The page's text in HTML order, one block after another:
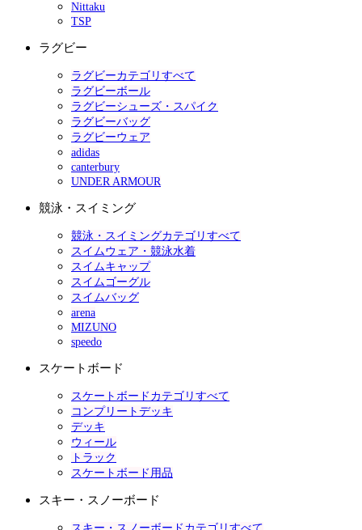
Nittaku
TSP
ラグビー
ラグビーカテゴリすべて
ラグビーボール
ラグビーシューズ・スパイク
ラグビーバッグ
ラグビーウェア
adidas
canterbury
UNDER ARMOUR
競泳・スイミング
競泳・スイミングカテゴリすべて
スイムウェア・競泳水着
スイムキャップ
スイムゴーグル
スイムバッグ
arena
MIZUNO
speedo
スケートボード
スケートボードカテゴリすべて
コンプリートデッキ
デッキ
ウィール
トラック
スケートボード用品
スキー・スノーボード